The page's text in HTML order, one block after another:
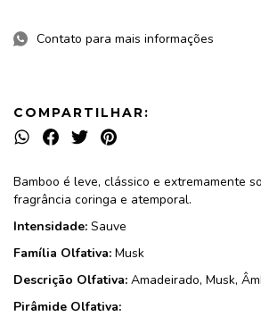
Contato para mais informações
COMPARTILHAR:
Bamboo é leve, clássico e extremamente
fragrância coringa e atemporal.
Intensidade: Sauve
Família Olfativa: Musk
Descrição Olfativa: Amadeirado, Musk,
Pirâmide Olfativa: